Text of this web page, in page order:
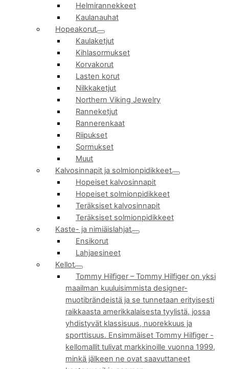
Helmirannekkeet
Kaulanauhat
Hopeakorut
Kaulaketjut
Kihlasormukset
Korvakorut
Lasten korut
Nilkkaketjut
Northern Viking Jewelry
Ranneketjut
Rannerenkaat
Riipukset
Sormukset
Muut
Kalvosinnapit ja solmionpidikkeet
Hopeiset kalvosinnapit
Hopeiset solmionpidikkeet
Teräksiset kalvosinnapit
Teräksiset solmionpidikkeet
Kaste- ja nimiäislahjat
Ensikorut
Lahjaesineet
Kellot
Tommy Hilfiger –Tommy Hilfiger on yksi
maailman kuuluisimmista designer-
muotibrändeistä ja se tunnetaan erityisesti
raikkaasta amerikkalaisesta tyylistä, jossa
yhdistyvät klassisuus, nuorekkuus ja
sporttisuus. Ensimmäiset Tommy Hilfiger -
kellomallit tulivat markkinoille vuonna 1999,
minkä jälkeen ne ovat saavuttaneet